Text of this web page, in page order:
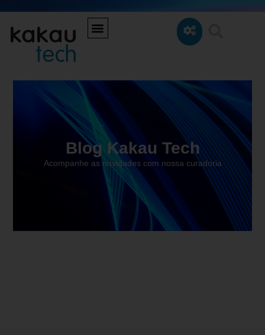
Blog Kakau Tech
Acompanhe as novidades com nossa curadoria